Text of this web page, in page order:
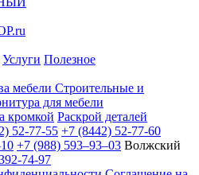
Услуги Полезное
мебели Строительные и
для мебели
кромкой Раскрой деталей
52-77-55 +7 (8442) 52-77-60
+7 (988) 593‒93‒03 Волжский
74-97